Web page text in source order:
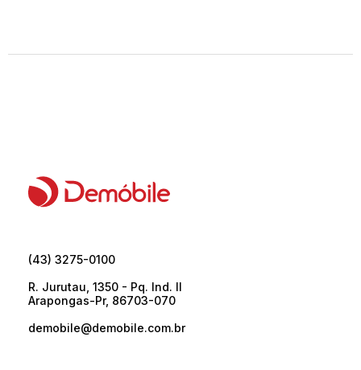
(43) 3275-0100
R. Jurutau, 1350 - Pq. Ind. II
Arapongas-Pr, 86703-070
demobile@demobile.com.br